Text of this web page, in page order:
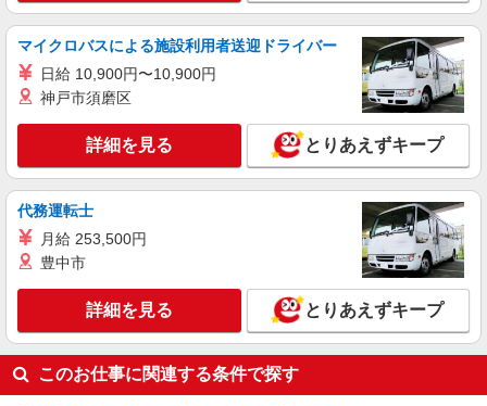
マイクロバスによる施設利用者送迎ドライバー
日給 10,900円〜10,900円
神戸市須磨区
詳細を見る とりあえずキープ
代務運転士
月給 253,500円
豊中市
詳細を見る とりあえずキープ
このお仕事に関連する条件で探す